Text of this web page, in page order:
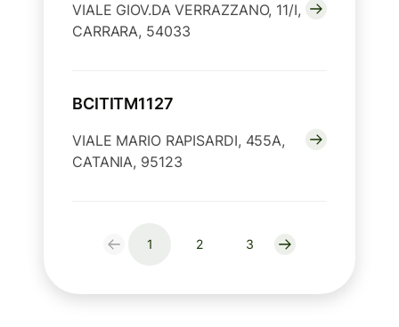
VIALE GIOV.DA VERRAZZANO, 11/I,
CARRARA, 54033
BCITITM1127
VIALE MARIO RAPISARDI, 455A,
CATANIA, 95123
1 2 3